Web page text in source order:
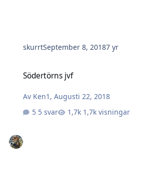
skurrtSeptember 8, 20187 yr
Södertörns jvf
Av Ken1 ,Augusti 22, 2018
5 svar
1,7k visningar